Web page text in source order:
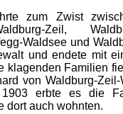
zum Zwist
Zeil,
Waldsee und
und endete mit
klagenden Familien
von Waldburg-
erbte es die
dort auch wohnten.